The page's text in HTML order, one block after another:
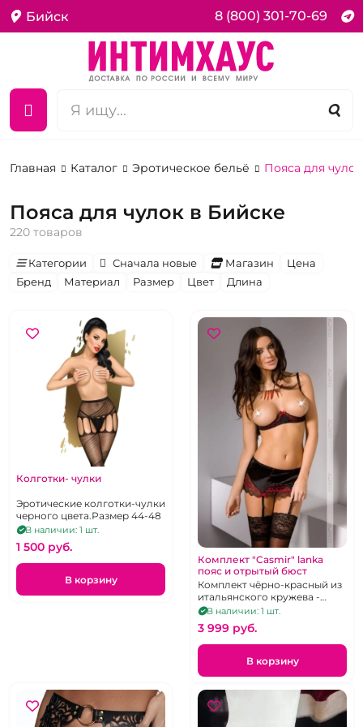
Бийск 8 (800) 301-70-69
Главная Каталог Эротическое бельё Пояса для чулок
Пояса для чулок в Бийске
220 товаров
Категории Сначала новые Магазин
Цена
Бренд
Материал Размер Цвет Длина
Колготки- чулки
Эротические колготки-чулки
черного цвета.Размер 44-48
В наличии: 1 шт.
1 500 pуб.
В корзину
Комплект "Casmir" lanka
пояс и отрытый бюст
Комплект чёрно-красный из
итальянского кружева -
открытый лиф на косточках,
пояс для чулок и стринги, р-
р 40-44
В наличии: 1 шт.
3 999 pуб.
В корзину